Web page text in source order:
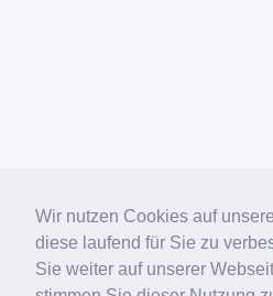
Wir nutzen Cookies auf
diese laufend für Sie zu
Sie weiter auf unserer